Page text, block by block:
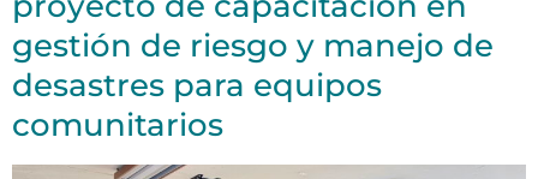
gestión de riesgo y manejo de
desastres para equipos
comunitarios